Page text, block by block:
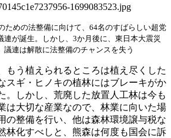
ための法整備に向けて、64名のすばらしい超党
が誕生。
しかし、3か月後に、東日本大震災
議連は解散に法整備のチャンスを失う
もう植えられるところは植え尽くした
スギ・ヒノキの植林にはブレーキがか
。しかし、荒廃した放置人工林は今も
は大切な産業なので、林業に向いた場
の整備を行い、他は森林環境譲与税な
林化すべしと、熊森は何度も国会に訴